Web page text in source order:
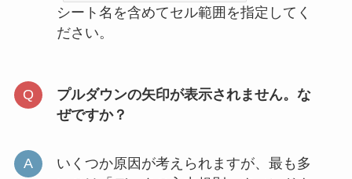
シート名を含めてセル範囲を指定してく
ださい。
プルダウンの矢印が表示されません。な
ぜですか？
いくつか原因が考えられますが、最も多